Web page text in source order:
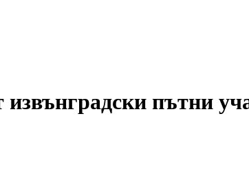
пътни